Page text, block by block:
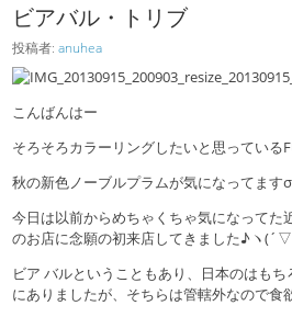
ビアバル・トリブ
投稿者:anuhea
こんばんはー
そろそろカラーリングしたいと思っている
秋の新色ノーブルプラムが気になってます
今日は以前からめちゃくちゃ気になってた
のお店に念願の初来店してきました♪ヽ
ビア バルということもあり、日本のはも
にありましたが、そちらは管轄外なので食